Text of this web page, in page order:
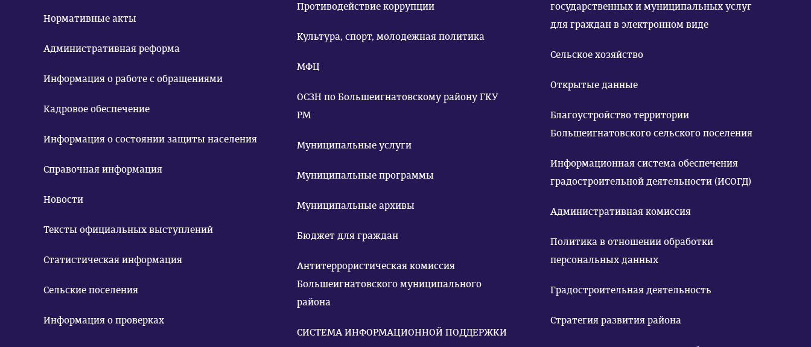
Нормативные акты
Административная реформа
Информация о работе с обращениями
Кадровое обеспечение
Информация о состоянии защиты населения
Справочная информация
Новости
Тексты официальных выступлений
Статистическая информация
Сельские поселения
Информация о проверках
Противодействие коррупции
Культура, спорт, молодежная политика
МФЦ
ОСЗН по Большеигнатовскому району ГКУ
РМ
Муниципальные услуги
Муниципальные программы
Муниципальные архивы
Бюджет для граждан
Антитеррористическая комиссия
Большеигнатовского муниципального
района
СИСТЕМА ИНФОРМАЦИОННОЙ ПОДДЕРЖКИ
государственных и муниципальных услуг
для граждан в электронном виде
Сельское хозяйство
Открытые данные
Благоустройство территории
Большеигнатовского сельского поселения
Информационная система обеспечения
градостроительной деятельности (ИСОГД)
Административная комиссия
Политика в отношении обработки
персональных данных
Градостроительная деятельность
Стратегия развития района